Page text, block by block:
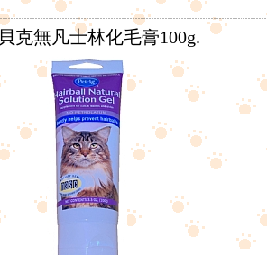
貝克無凡士林化毛膏100g.